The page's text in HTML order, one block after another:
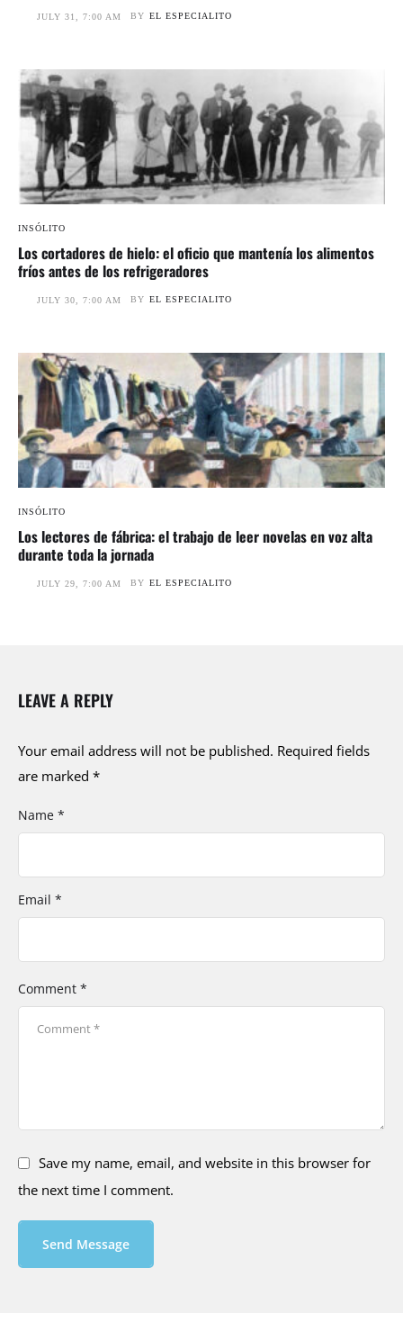
JULY 31, 7:00 AM BY EL ESPECIALITO
INSÓLITO
Los cortadores de hielo: el oficio que mantenía los alimentos
fríos antes de los refrigeradores
JULY 30, 7:00 AM BY EL ESPECIALITO
INSÓLITO
Los lectores de fábrica: el trabajo de leer novelas en voz alta
durante toda la jornada
JULY 29, 7:00 AM BY EL ESPECIALITO
LEAVE A REPLY
Your email address will not be published. Required fields
are marked *
Comment *
Name *
Email *
Save my name, email, and website in this browser for
the next time I comment.
Send Message